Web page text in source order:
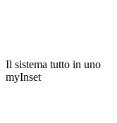
Il sistema tutto in uno
myInset